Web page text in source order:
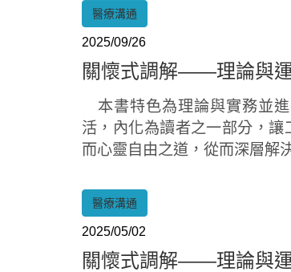
Home
醫療溝通
2025/09/26
關懷式調解——理論與
本書特色為理論與實務並
活，內化為讀者之一部分，
而心靈自由之道，從而深層解
醫療溝通
2025/05/02
關懷式調解——理論與